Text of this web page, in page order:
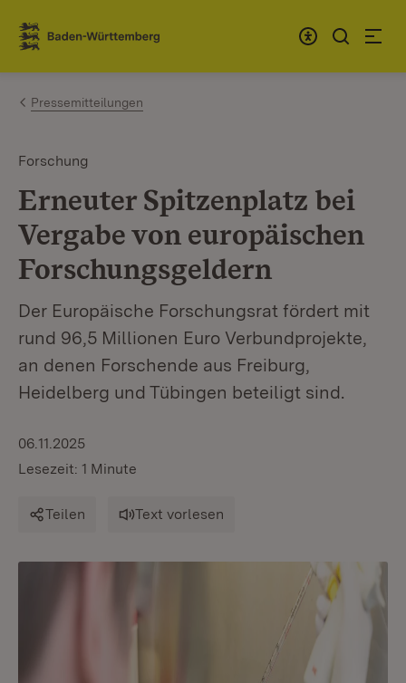
Zum Inhalt springen
Link zur Startseite
Pressemitteilungen
Forschung
Erneuter Spitzenplatz bei
Vergabe von europäischen
Forschungsgeldern
Der Europäische Forschungsrat fördert mit
rund 96,5 Millionen Euro Verbundprojekte,
an denen Forschende aus Freiburg,
Heidelberg und Tübingen beteiligt sind.
06.11.2025
Lesezeit: 1 Minute
Teilen Text vorlesen